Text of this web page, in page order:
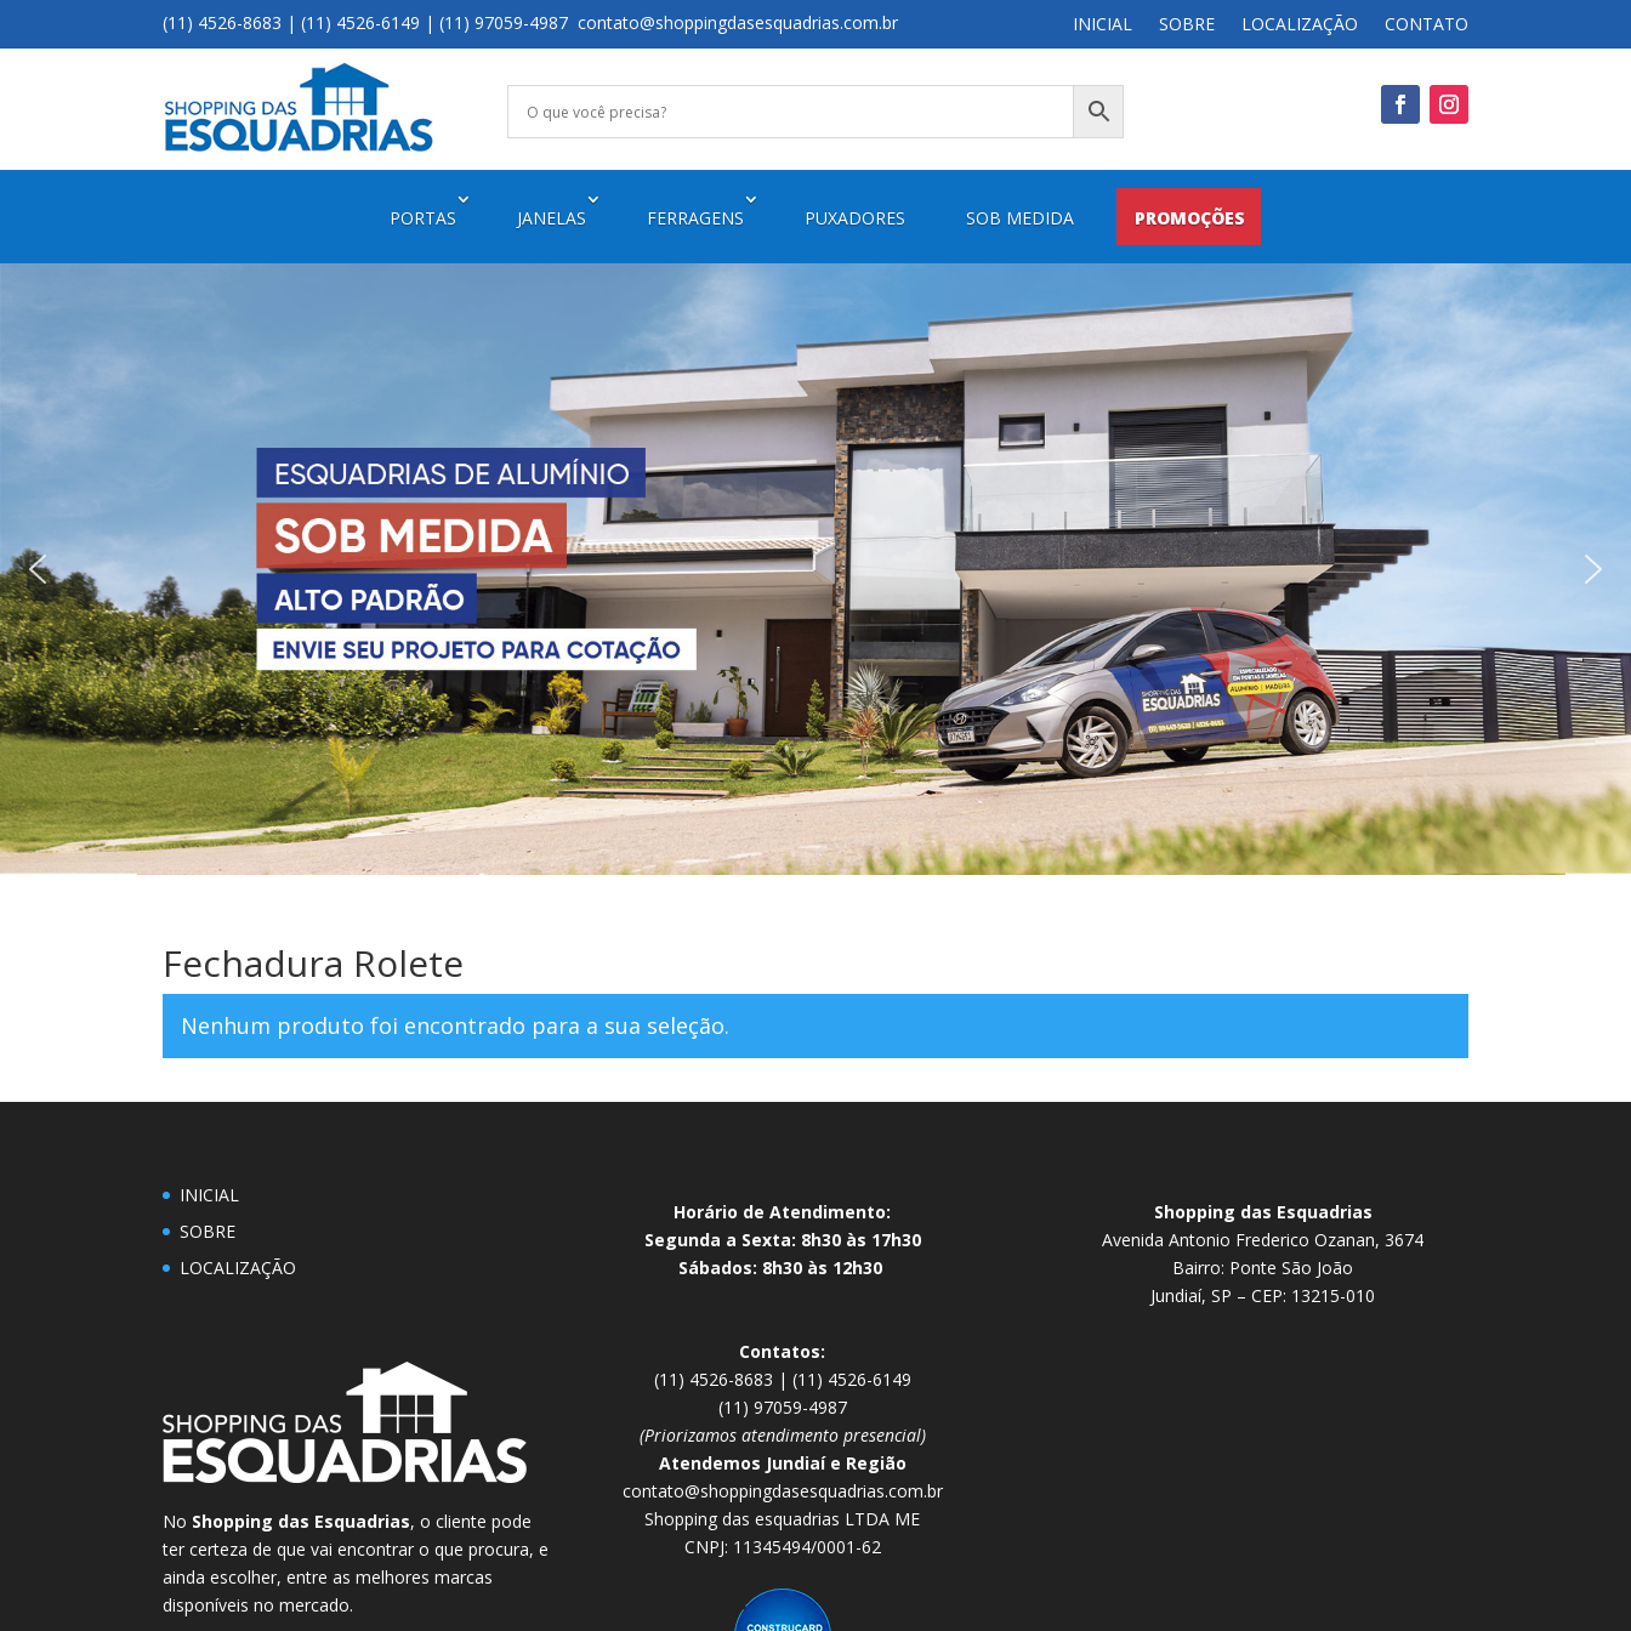
(11) 4526-8683 | (11) 4526-6149 | (11) 97059-4987 contato@shoppingdasesquadrias.com.br INICIAL SOBRE LOCALIZAÇÃO CONTATO
PORTAS JANELAS FERRAGENS PUXADORES SOB MEDIDA PROMOÇÕES
Fechadura Rolete
Nenhum produto foi encontrado para a sua seleção.
INICIAL
SOBRE
LOCALIZAÇÃO
No Shopping das Esquadrias, o cliente pode
ter certeza de que vai encontrar o que procura, e
ainda escolher, entre as melhores marcas
disponíveis no mercado.
Horário de Atendimento:
Segunda a Sexta: 8h30 às 17h30
Sábados: 8h30 às 12h30
Contatos:
(11) 4526-8683 | (11) 4526-6149
(11) 97059-4987
(Priorizamos atendimento presencial)
Atendemos Jundiaí e Região
contato@shoppingdasesquadrias.com.br
Shopping das esquadrias LTDA ME
CNPJ: 11345494/0001-62
Shopping das Esquadrias
Avenida Antonio Frederico Ozanan, 3674
Bairro: Ponte São João
Jundiaí, SP – CEP: 13215-010